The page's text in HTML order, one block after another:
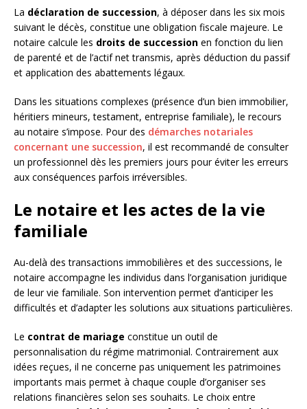
La déclaration de succession, à déposer dans les six mois
suivant le décès, constitue une obligation fiscale majeure. Le
notaire calcule les droits de succession en fonction du lien
de parenté et de l’actif net transmis, après déduction du passif
et application des abattements légaux.
Dans les situations complexes (présence d’un bien immobilier,
héritiers mineurs, testament, entreprise familiale), le recours
au notaire s’impose. Pour des démarches notariales
concernant une succession, il est recommandé de consulter
un professionnel dès les premiers jours pour éviter les erreurs
aux conséquences parfois irréversibles.
Le notaire et les actes de la vie
familiale
Au-delà des transactions immobilières et des successions, le
notaire accompagne les individus dans l’organisation juridique
de leur vie familiale. Son intervention permet d’anticiper les
difficultés et d’adapter les solutions aux situations particulières.
Le contrat de mariage constitue un outil de
personnalisation du régime matrimonial. Contrairement aux
idées reçues, il ne concerne pas uniquement les patrimoines
importants mais permet à chaque couple d’organiser ses
relations financières selon ses souhaits. Le choix entre